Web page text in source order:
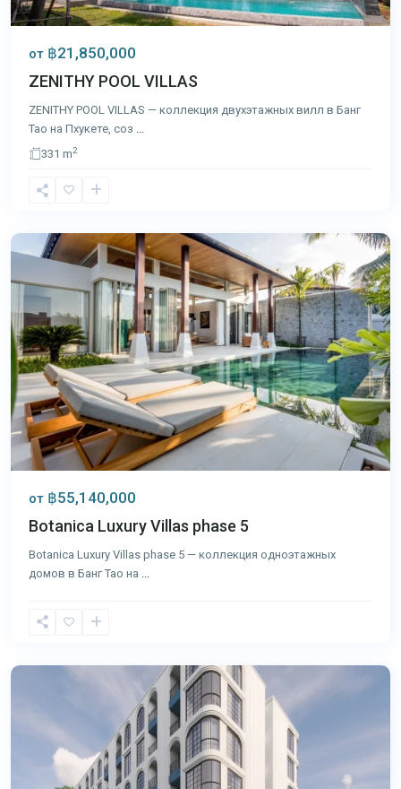
от ฿21,850,000
ZENITHY POOL VILLAS
ZENITHY POOL VILLAS — коллекция двухэтажных вилл в Банг
Тао на Пхукете, соз ...
331 m2
Тао,
от ฿55,140,000
Botanica Luxury Villas phase 5
Botanica Luxury Villas phase 5 — коллекция одноэтажных
домов в Банг Тао на
Тао,